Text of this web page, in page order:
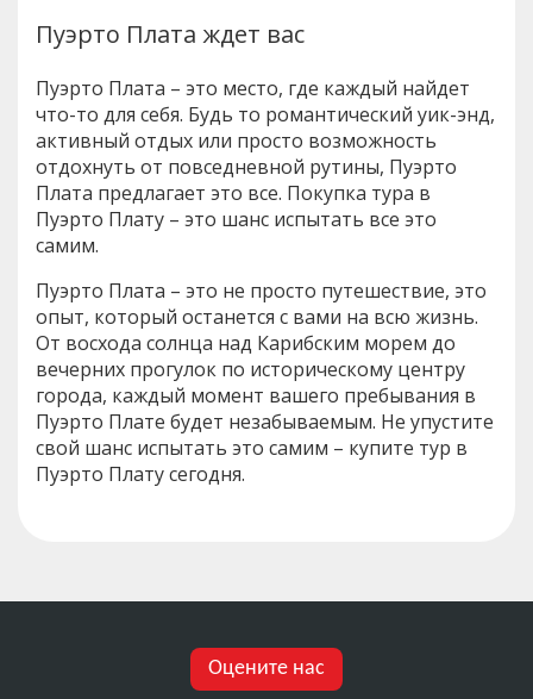
Пуэрто Плата ждет вас
Пуэрто Плата – это место, где каждый найдет
что-то для себя. Будь то романтический уик-энд,
активный отдых или просто возможность
отдохнуть от повседневной рутины, Пуэрто
Плата предлагает это все. Покупка тура в
Пуэрто Плату – это шанс испытать все это
самим.
Пуэрто Плата – это не просто путешествие, это
опыт, который останется с вами на всю жизнь.
От восхода солнца над Карибским морем до
вечерних прогулок по историческому центру
города, каждый момент вашего пребывания в
Пуэрто Плате будет незабываемым. Не упустите
свой шанс испытать это самим – купите тур в
Пуэрто Плату сегодня.
Оцените нас